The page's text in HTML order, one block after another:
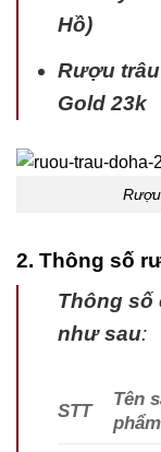
Hồ)
Rượu
Gold 23k
2. Thông số
Thông số
như sau:
STT
Tên
phẩm